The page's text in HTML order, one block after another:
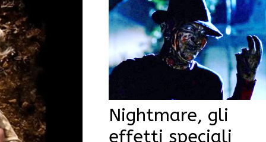
Nightmare, gli
effetti speciali